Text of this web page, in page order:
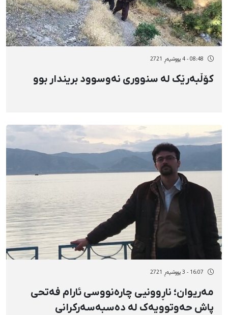
08:48 - 4 پووشپەڕ 2721
کۆڵبەرێک لە سنووری نەوسوود بریندار بوو
16:07 - 3 پووشپەڕ 2721
مەریوان؛ ناڕوونیی چارەنووسی ئارام فەتحی
پاش حەوتوویەک لە دەسبەسەرکرانی